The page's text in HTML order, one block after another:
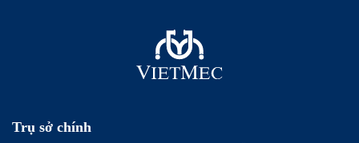
Trụ sở chính